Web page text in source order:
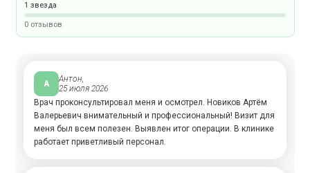
1 звезда
0 отзывов
А
Антон,
25 июля 2026
Врач проконсультировал меня и осмотрел. Новиков Артём
Валерьевич внимательный и профессиональный! Визит для
меня был всем полезен. Выявлен итог операции. В клинике
работает приветливый персонал.